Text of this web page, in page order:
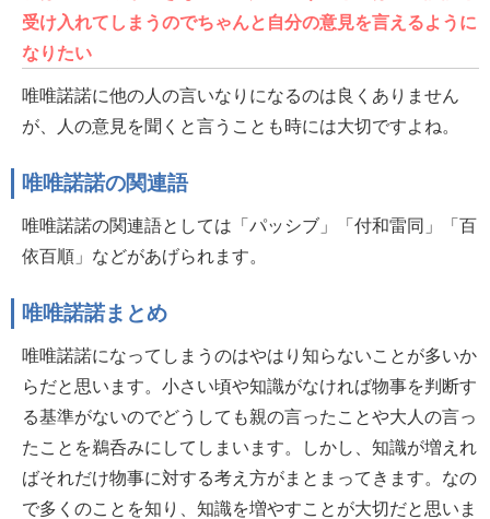
受け入れてしまうのでちゃんと自分の意見を言えるように
なりたい
唯唯諾諾に他の人の言いなりになるのは良くありません
が、人の意見を聞くと言うことも時には大切ですよね。
唯唯諾諾の関連語
唯唯諾諾の関連語としては「パッシブ」「付和雷同」「百
依百順」などがあげられます。
唯唯諾諾まとめ
唯唯諾諾になってしまうのはやはり知らないことが多いか
らだと思います。小さい頃や知識がなければ物事を判断す
る基準がないのでどうしても親の言ったことや大人の言っ
たことを鵜呑みにしてしまいます。しかし、知識が増えれ
ばそれだけ物事に対する考え方がまとまってきます。なの
で多くのことを知り、知識を増やすことが大切だと思いま